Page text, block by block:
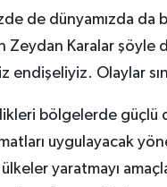
de dünyamızda da
Zeydan Karalar şöyle
Olaylar
bölgelerde güçlü
uygulayacak
yaratmayı